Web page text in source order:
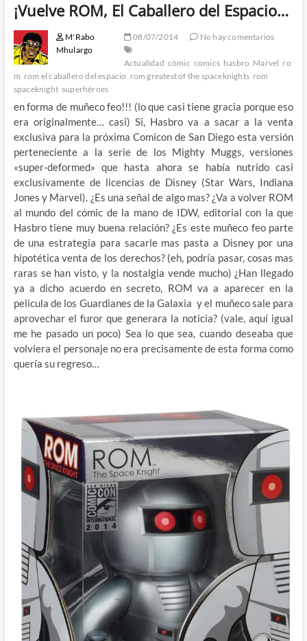
¡Vuelve ROM, El Caballero del Espacio…
M'Rabo
Mhulargo
08/07/2014 No hay comentarios
Actualidad cómic comics hasbro Marvel ro
m rom el caballero del espacio rom greatest of the spaceknights rom
spaceknight superhéroes
en forma de muñeco feo!!! (lo que casi tiene gracia porque eso
era originalmente… casi) Si, Hasbro va a sacar a la venta
exclusiva para la próxima Comicon de San Diego esta versión
perteneciente a la serie de los Mighty Muggs, versiones
«super-deformed» que hasta ahora se había nutrido casi
exclusivamente de licencias de Disney (Star Wars, Indiana
Jones y Marvel). ¿Es una señal de algo mas? ¿Va a volver ROM
al mundo del cómic de la mano de IDW, editorial con la que
Hasbro tiene muy buena relación? ¿Es este muñeco feo parte
de una estrategia para sacarle mas pasta a Disney por una
hipotética venta de los derechos? (eh, podría pasar, cosas mas
raras se han visto, y la nostalgia vende mucho) ¿Han llegado
ya a dicho acuerdo en secreto, ROM va a aparecer en la
pelicula de los Guardianes de la Galaxia y el muñeco sale para
aprovechar el furor que generara la noticia? (vale, aquí igual
me he pasado un poco) Sea lo que sea, cuando deseaba que
volviera el personaje no era precisamente de esta forma como
quería su regreso…